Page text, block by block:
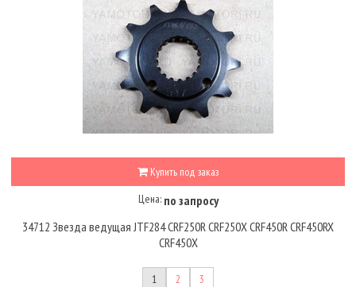
Купить под заказ
Цена: по запросу
34712 Звезда ведущая JTF284 CRF250R CRF250X CRF450R CRF450RX
CRF450X
1 2 3